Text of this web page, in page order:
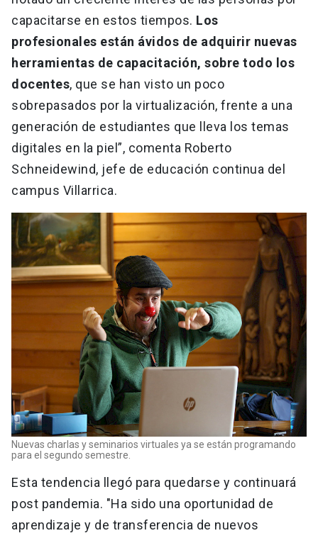
capacitarse en estos tiempos. Los
profesionales están ávidos de adquirir nuevas
herramientas de capacitación, sobre todo los
docentes, que se han visto un poco
sobrepasados por la virtualización, frente a una
generación de estudiantes que lleva los temas
digitales en la piel”, comenta Roberto
Schneidewind, jefe de educación continua del
campus Villarrica.
Nuevas charlas y seminarios virtuales ya se están programando
para el segundo semestre.
Esta tendencia llegó para quedarse y continuará
post pandemia. "Ha sido una oportunidad de
aprendizaje y de transferencia de nuevos